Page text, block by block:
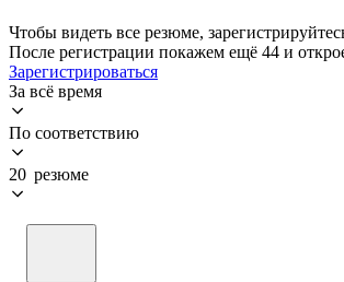
Чтобы видеть все резюме,
После регистрации покажем ещё 44 и
Зарегистрироваться
За всё время
По соответствию
20 резюме